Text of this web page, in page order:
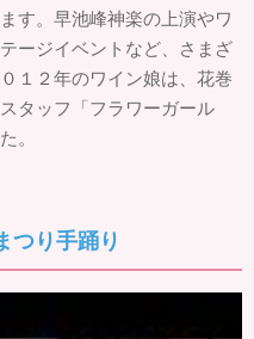
す。早池峰神楽の上演やワ
ージイベントなど、さまざ
１２年のワイン娘は、花巻
タッフ「フラワーガール
。
つり手踊り